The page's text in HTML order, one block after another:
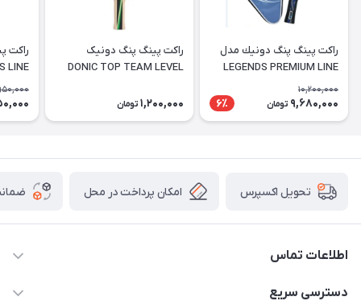
راكت پينگ پنگ دونيك مدل
LEGENDS PREMIUM LINE
PLATINUM به همراه کیف
10,200,000
9,680,000 تومان 6٪
راکت پینگ پنگ دونیک
DONIC TOP TEAM LEVEL
1,200,000 تومان
تحویل اکسپرس امکان پرداخت در محل
اطلاعات تماس
۰۹۳۵۶۰۴۰۳۶۵
دسترسی سریع